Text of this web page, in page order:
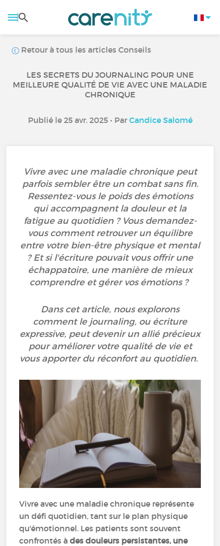
Retour à tous les articles Conseils
LES SECRETS DU JOURNALING POUR UNE
MEILLEURE QUALITÉ DE VIE AVEC UNE MALADIE
CHRONIQUE
Publié le 25 avr. 2025 • Par Candice Salomé
Vivre avec une maladie chronique peut
parfois sembler être un combat sans fin.
Ressentez-vous le poids des émotions
qui accompagnent la douleur et la
fatigue au quotidien ? Vous demandez-
vous comment retrouver un équilibre
entre votre bien-être physique et mental
? Et si l'écriture pouvait vous offrir une
échappatoire, une manière de mieux
comprendre et gérer vos émotions ?
Dans cet article, nous explorons
comment le journaling, ou écriture
expressive, peut devenir un allié précieux
pour améliorer votre qualité de vie et
vous apporter du réconfort au quotidien.
Vivre avec une maladie chronique représente
un défi quotidien, tant sur le plan physique
qu'émotionnel. Les patients sont souvent
confrontés àdes douleurs persistantes, une